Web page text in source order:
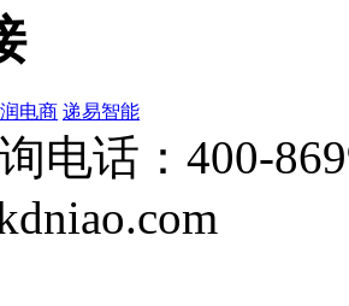
电商 递易智能
电话： 400-